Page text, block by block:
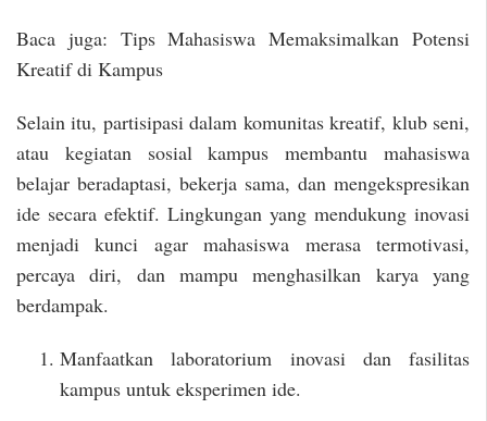
Baca juga: Tips Mahasiswa Memaksimalkan Potensi
Kreatif di Kampus
Selain itu, partisipasi dalam komunitas kreatif, klub seni,
atau kegiatan sosial kampus membantu mahasiswa
belajar beradaptasi, bekerja sama, dan mengekspresikan
ide secara efektif. Lingkungan yang mendukung inovasi
menjadi kunci agar mahasiswa merasa termotivasi,
percaya diri, dan mampu menghasilkan karya yang
berdampak.
Manfaatkan laboratorium inovasi dan fasilitas
kampus untuk eksperimen ide.